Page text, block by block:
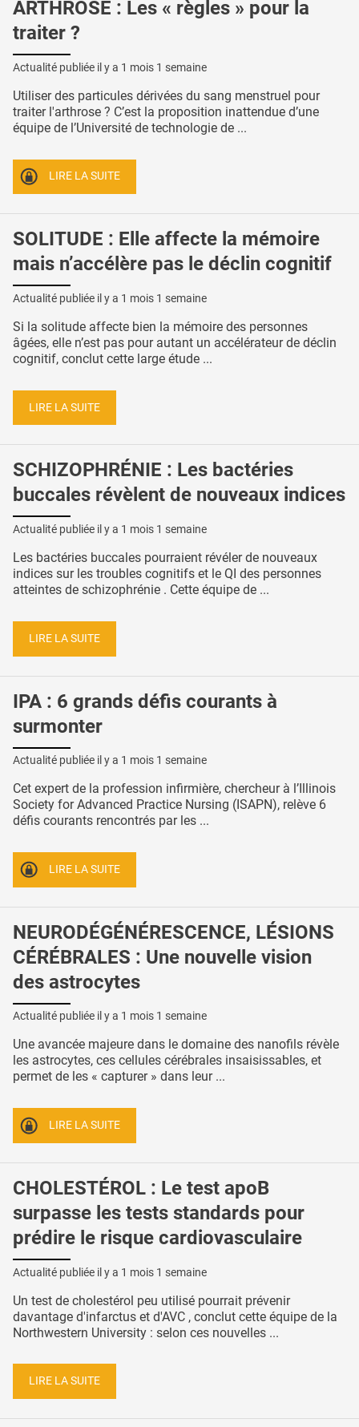
ARTHROSE : Les « règles » pour la
traiter ?
Actualité publiée il y a 1 mois 1 semaine
Utiliser des particules dérivées du sang menstruel pour
traiter l'arthrose ? C’est la proposition inattendue d’une
équipe de l’Université de technologie de ...
LIRE LA SUITE
SOLITUDE : Elle affecte la mémoire
mais n’accélère pas le déclin cognitif
Actualité publiée il y a 1 mois 1 semaine
Si la solitude affecte bien la mémoire des personnes
âgées, elle n’est pas pour autant un accélérateur de déclin
cognitif, conclut cette large étude ...
LIRE LA SUITE
SCHIZOPHRÉNIE : Les bactéries
buccales révèlent de nouveaux indices
Actualité publiée il y a 1 mois 1 semaine
Les bactéries buccales pourraient révéler de nouveaux
indices sur les troubles cognitifs et le QI des personnes
atteintes de schizophrénie . Cette équipe de ...
LIRE LA SUITE
IPA : 6 grands défis courants à
surmonter
Actualité publiée il y a 1 mois 1 semaine
Cet expert de la profession infirmière, chercheur à l’Illinois
Society for Advanced Practice Nursing (ISAPN), relève 6
défis courants rencontrés par les ...
LIRE LA SUITE
NEURODÉGÉNÉRESCENCE, LÉSIONS
CÉRÉBRALES : Une nouvelle vision
des astrocytes
Actualité publiée il y a 1 mois 1 semaine
Une avancée majeure dans le domaine des nanofils révèle
les astrocytes, ces cellules cérébrales insaisissables, et
permet de les « capturer » dans leur ...
LIRE LA SUITE
CHOLESTÉROL : Le test apoB
surpasse les tests standards pour
prédire le risque cardiovasculaire
Actualité publiée il y a 1 mois 1 semaine
Un test de cholestérol peu utilisé pourrait prévenir
davantage d'infarctus et d'AVC , conclut cette équipe de la
Northwestern University : selon ces nouvelles ...
LIRE LA SUITE